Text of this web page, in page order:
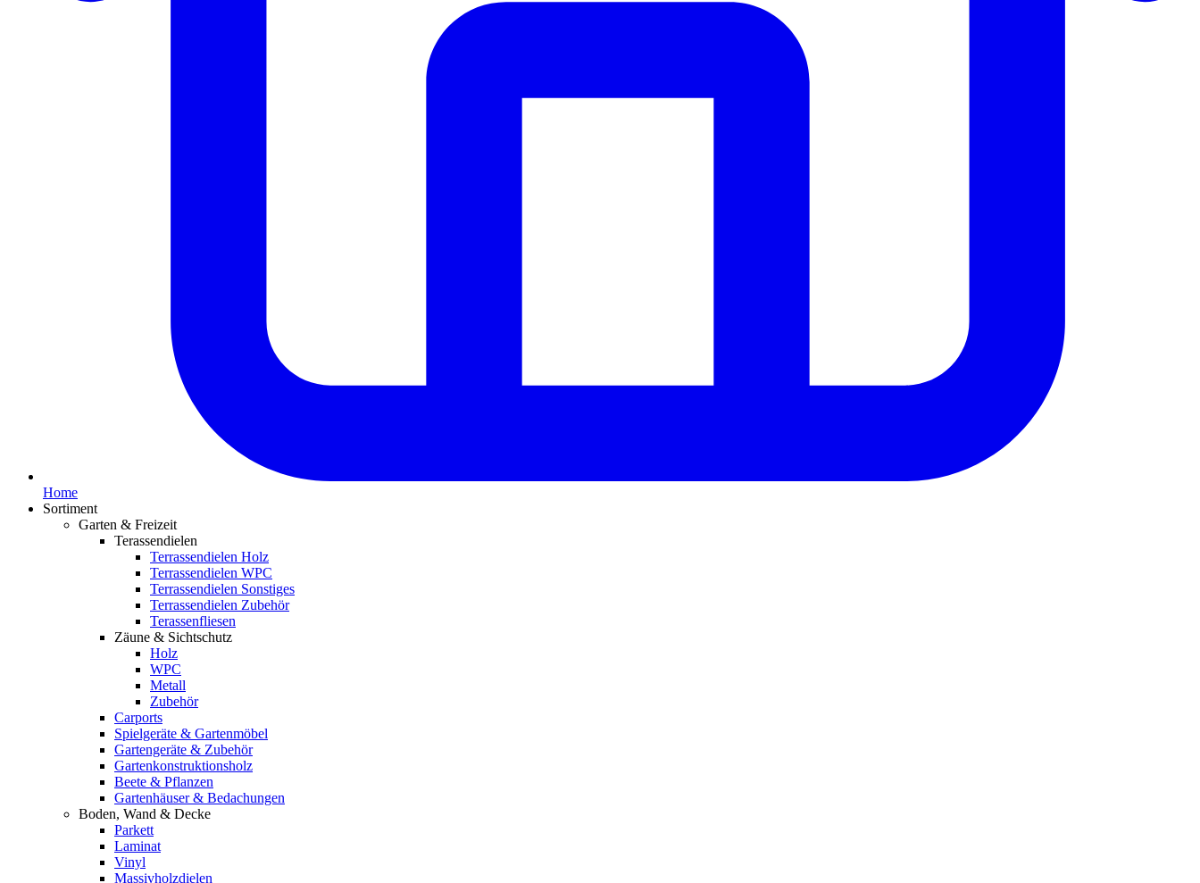
Home
Sortiment
Garten & Freizeit
Terassendielen
Terrassendielen Holz
Terrassendielen WPC
Terrassendielen Sonstiges
Terrassendielen Zubehör
Terassenfliesen
Zäune & Sichtschutz
Holz
WPC
Metall
Zubehör
Carports
Spielgeräte & Gartenmöbel
Gartengeräte & Zubehör
Gartenkonstruktionsholz
Beete & Pflanzen
Gartenhäuser & Bedachungen
Boden, Wand & Decke
Parkett
Laminat
Vinyl
Massivholzdielen